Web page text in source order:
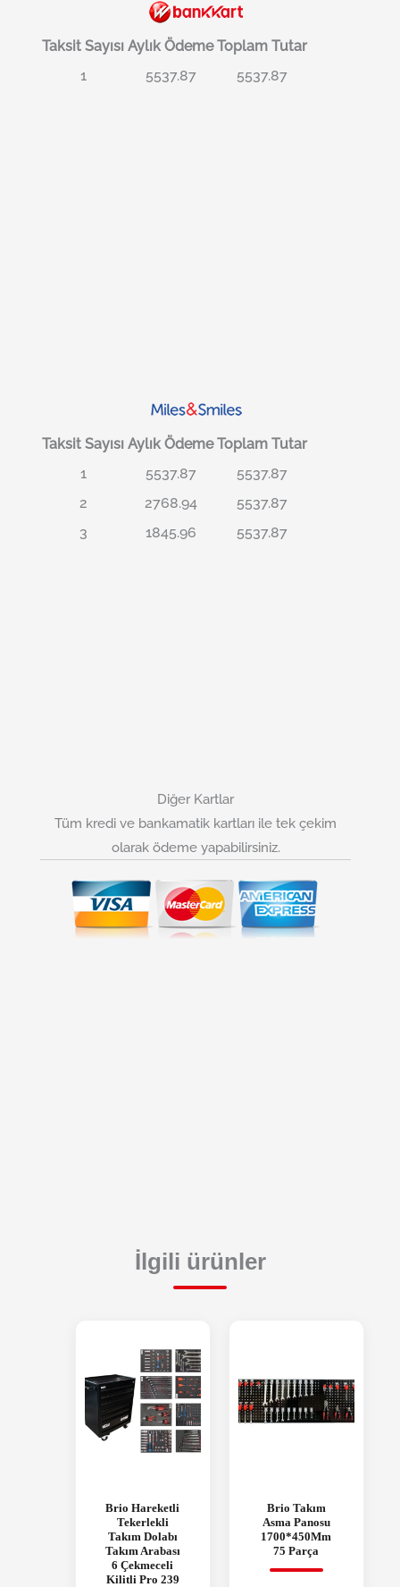
Taksit Sayısı Aylık Ödeme Toplam Tutar
1
5537.87 5537.87
Taksit Sayısı Aylık Ödeme Toplam Tutar
1
5537.87
5537.87
2
2768.94
5537.87
3
1845.96 5537.87
Diğer Kartlar
Tüm kredi ve bankamatik kartları ile tek çekim
olarak ödeme yapabilirsiniz.
İlgili ürünler
Brio Hareketli
Tekerlekli
Takım Dolabı
Takım Arabası
6 Çekmeceli
Kilitli Pro 239
Brio Takım
Asma Panosu
1700*450Mm
75 Parça